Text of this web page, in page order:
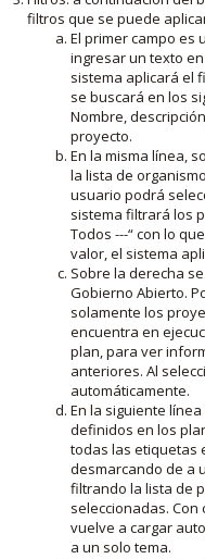
filtros que se puede
El primer campo es
ingresar un texto
sistema aplicará el
se buscará en los
Nombre,
proyecto.
En la misma línea,
la lista de
usuario podrá
sistema filtrará los
Todos ---“ con lo
valor, el sistema
Sobre la derecha
Gobierno Abierto.
solamente los
encuentra en
plan, para ver
anteriores. Al
automáticamente.
En la siguiente
definidos en los
todas las etiquetas
desmarcando de a
filtrando la lista de
seleccionadas.
vuelve a cargar
a un solo tema.